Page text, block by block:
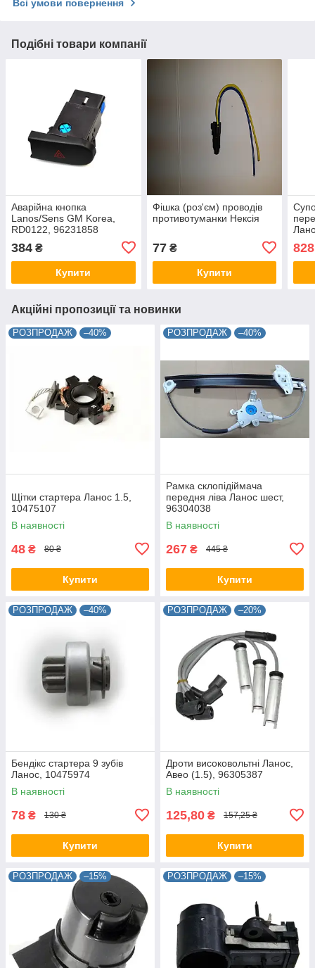
Всі умови повернення
Подібні товари компанії
Аварійна кнопка
Lanos/Sens GM Korea,
RD0122, 96231858
384 ₴
Купити
Фішка (роз'єм) проводів
противотуманки Нексія
77₴
Купити
Акційні пропозиції та новинки
РОЗПРОДАЖ –40%
Щітки стартера Ланос 1.5,
10475107
В наявності
48 ₴ 80 ₴
Купити
РОЗПРОДАЖ –40%
Рамка склопідіймача
передня ліва Ланос шест,
96304038
В наявності
267 ₴ 445 ₴
Купити
РОЗПРОДАЖ –40%
Бендікс стартера 9 зубів
Ланос, 10475974
В наявності
78 ₴ 130 ₴
Купити
РОЗПРОДАЖ –20%
Дроти високовольтні Ланос,
Авео (1.5), 96305387
В наявності
125,80 ₴ 157,25 ₴
Купити
РОЗПРОДАЖ –15% РОЗПРОДАЖ –15%